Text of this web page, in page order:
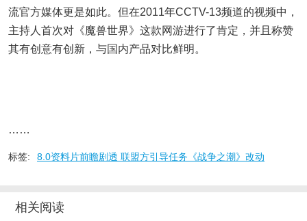
流官方媒体更是如此。但在2011年CCTV-13频道的视频中，
主持人首次对《魔兽世界》这款网游进行了肯定，并且称赞
其有创意有创新，与国内产品对比鲜明。
……
标签: 8.0资料片前瞻剧透 联盟方引导任务《战争之潮》改动
相关阅读